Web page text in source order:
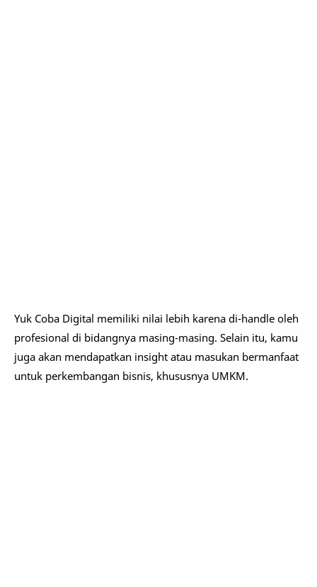
Yuk Coba Digital memiliki nilai lebih karena di-handle oleh
profesional di bidangnya masing-masing. Selain itu, kamu
juga akan mendapatkan insight atau masukan bermanfaat
untuk perkembangan bisnis, khususnya UMKM.